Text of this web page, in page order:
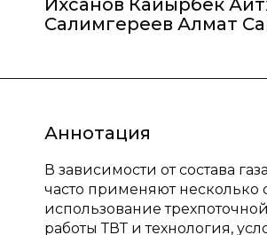
Ихсанов Кайырбек
Салимгереев Алмат
Аннотация
В зависимости от состава
часто применяют несколько
использование
работы ТВТ и технология,